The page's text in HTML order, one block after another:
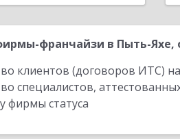
франчайзи в Пыть-Яхе,
клиентов (договоров ИТС)
специалистов,
фирмы статуса